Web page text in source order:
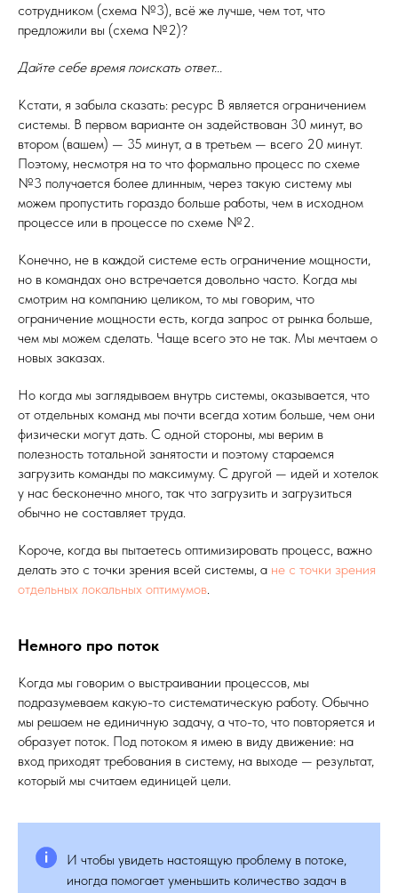
сотрудником (схема №3), всё же лучше, чем тот, что
предложили вы (схема №2)?
Дайте себе время поискать ответ...
Кстати, я забыла сказать: ресурс B является ограничением
системы. В первом варианте он задействован 30 минут, во
втором (вашем) — 35 минут, а в третьем — всего 20 минут.
Поэтому, несмотря на то что формально процесс по схеме
№3 получается более длинным, через такую систему мы
можем пропустить гораздо больше работы, чем в исходном
процессе или в процессе по схеме №2.
Конечно, не в каждой системе есть ограничение мощности,
но в командах оно встречается довольно часто. Когда мы
смотрим на компанию целиком, то мы говорим, что
ограничение мощности есть, когда запрос от рынка больше,
чем мы можем сделать. Чаще всего это не так. Мы мечтаем о
новых заказах.
Но когда мы заглядываем внутрь системы, оказывается, что
от отдельных команд мы почти всегда хотим больше, чем они
физически могут дать. С одной стороны, мы верим в
полезность тотальной занятости и поэтому стараемся
загрузить команды по максимуму. С другой — идей и хотелок
у нас бесконечно много, так что загрузить и загрузиться
обычно не составляет труда.
Короче, когда вы пытаетесь оптимизировать процесс, важно
делать это с точки зрения всей системы, а не с точки зрения
отдельных локальных оптимумов
Немного про поток
Когда мы говорим о выстраивании процессов, мы
подразумеваем какую-то систематическую работу. Обычно
мы решаем не единичную задачу, а что-то, что повторяется и
образует поток. Под потоком я имею в виду движение: на
вход приходят требования в систему, на выходе — результат,
который мы считаем единицей цели.
И чтобы увидеть настоящую проблему в потоке,
иногда помогает уменьшить количество задач в